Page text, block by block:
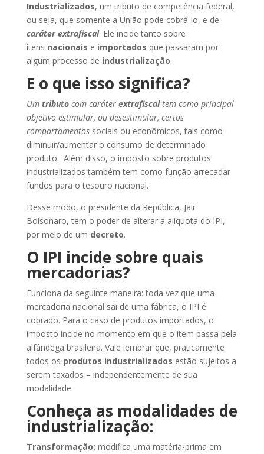
Industrializados, um tributo de competência federal,
ou seja, que somente a União pode cobrá-lo, e de
caráter extrafiscal. Ele incide tanto sobre
itens nacionais e importados que passaram por
algum processo de industrialização.
E o que isso significa?
Um tributocom caráter extrafiscaltem como principal
objetivo estimular, ou desestimular, certos
comportamentos sociais ou econômicos, tais como
diminuir/aumentar o consumo de determinado
produto. Além disso, o imposto sobre produtos
industrializados também tem como função arrecadar
fundos para o tesouro nacional.
Desse modo, o presidente da República, Jair
Bolsonaro, tem o poder de alterar a alíquota do IPI,
por meio de um decreto.
O IPI incide sobre quais
mercadorias?
Funciona da seguinte maneira: toda vez que uma
mercadoria nacional sai de uma fábrica, o IPI é
cobrado. Para o caso de produtos importados, o
imposto incide no momento em que o item passa pela
alfândega brasileira. Vale lembrar que, praticamente
todos os produtos industrializados estão sujeitos a
serem taxados – independentemente de sua
modalidade.
Conheça as modalidades de
industrialização:
Transformação: modifica uma matéria-prima em